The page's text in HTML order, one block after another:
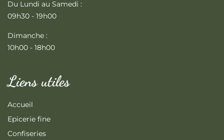
Du Lundi au Samedi :
09h30 - 19h00
Dimanche :
10h00 - 18h00
Liens utiles
Accueil
Epicerie fine
Confiseries